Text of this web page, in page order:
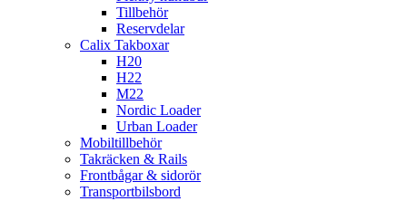
Tillbehör
Reservdelar
Calix Takboxar
H20
H22
M22
Nordic Loader
Urban Loader
Mobiltillbehör
Takräcken & Rails
Frontbågar & sidorör
Transportbilsbord